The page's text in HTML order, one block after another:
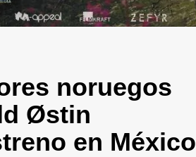
noruegos
Østin
en México